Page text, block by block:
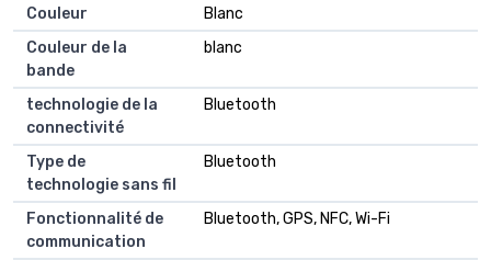
Couleur
Blanc
Couleur de la
bande
blanc
technologie de la
connectivité
Bluetooth
Type de
technologie sans fil
Bluetooth
Fonctionnalité de
communication
Bluetooth, GPS, NFC, Wi-Fi